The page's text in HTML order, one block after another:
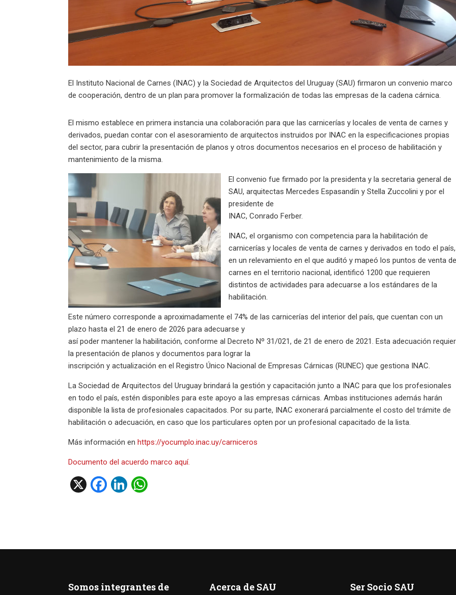
El Instituto Nacional de Carnes (INAC) y la Sociedad de Arquitectos del Uruguay (SAU) firmaron un convenio marco
de cooperación, dentro de un plan para promover la formalización de todas las empresas de la cadena cárnica.
El mismo establece en primera instancia una colaboración para que las carnicerías y locales de venta de carnes y
derivados, puedan contar con el asesoramiento de arquitectos instruidos por INAC en la especificaciones propias
del sector, para cubrir la presentación de planos y otros documentos necesarios en el proceso de habilitación y
mantenimiento de la misma.
El convenio fue firmado por la presidenta y la secretaria general de
SAU, arquitectas Mercedes Espasandín y Stella Zuccolini y por el
presidente de
INAC, Conrado Ferber.
INAC, el organismo con competencia para la habilitación de
carnicerías y locales de venta de carnes y derivados en todo el país,
en un relevamiento en el que auditó y mapeó los puntos de venta
carnes en el territorio nacional, identificó 1200 que requieren
distintos de actividades para adecuarse a los estándares de la
habilitación.
Este número corresponde a aproximadamente el 74% de las carnicerías del interior del país, que cuentan con un
plazo hasta el 21 de enero de 2026 para adecuarse y
así poder mantener la habilitación, conforme al Decreto Nº 31/021, de 21 de enero de 2021. Esta adecuación
la presentación de planos y documentos para lograr la
inscripción y actualización en el Registro Único Nacional de Empresas Cárnicas (RUNEC) que gestiona INAC.
La Sociedad de Arquitectos del Uruguay brindará la gestión y capacitación junto a INAC para que los profesionales
en todo el país, estén disponibles para este apoyo a las empresas cárnicas. Ambas instituciones además harán
disponible la lista de profesionales capacitados. Por su parte, INAC exonerará parcialmente el costo del trámite de
habilitación o adecuación, en caso que los particulares opten por un profesional capacitado de la lista.
Más información enhttps://yocumplo.inac.uy/carniceros
Documento del acuerdo marco aquí.
X
F
o
k
Li
n
A
p
Somos integrantes de Acerca de SAU Ser Socio SAU